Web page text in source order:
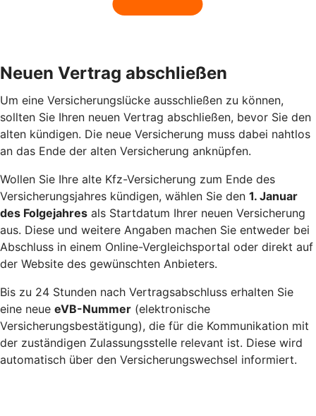
Neuen Vertrag abschließen
Um eine Versicherungslücke ausschließen zu können,
sollten Sie Ihren neuen Vertrag abschließen, bevor Sie den
alten kündigen. Die neue Versicherung muss dabei nahtlos
an das Ende der alten Versicherung anknüpfen.
Wollen Sie Ihre alte Kfz-Versicherung zum Ende des
Versicherungsjahres kündigen, wählen Sie den 1. Januar
des Folgejahres als Startdatum Ihrer neuen Versicherung
aus. Diese und weitere Angaben machen Sie entweder bei
Abschluss in einem Online-Vergleichsportal oder direkt auf
der Website des gewünschten Anbieters.
Bis zu 24 Stunden nach Vertragsabschluss erhalten Sie
eine neue eVB-Nummer (elektronische
Versicherungsbestätigung), die für die Kommunikation mit
der zuständigen Zulassungsstelle relevant ist. Diese wird
automatisch über den Versicherungswechsel informiert.